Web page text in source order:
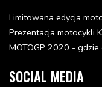
AIR FILTER BOOT
58006026500
56.21 zł
Limitowana edycja
Prezentacja motocykli
MOTOGP 2020 -
SOCIAL MEDIA